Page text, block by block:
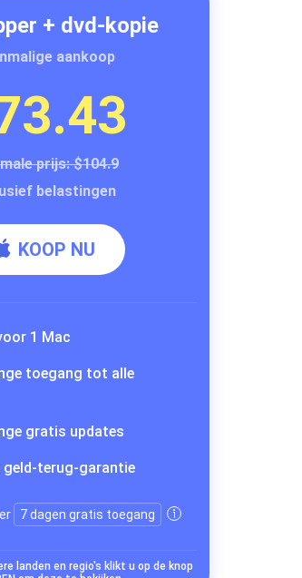
+ dvd-kopie
aankoop
prijs: $104.9
belastingen
KOOP NU
1 Mac
toegang tot alle
gratis updates
geld-terug-garantie
7 dagen gratis toegang
landen en regio's klikt u op de knop